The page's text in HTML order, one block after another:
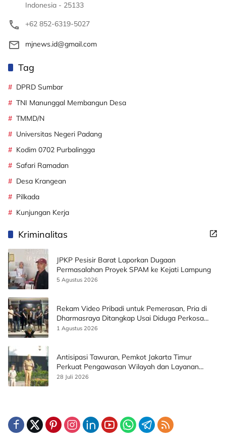
Indonesia - 25133
+62 852-6319-5027
mjnews.id@gmail.com
Tag
DPRD Sumbar
TNI Manunggal Membangun Desa
TMMD/N
Universitas Negeri Padang
Kodim 0702 Purbalingga
Safari Ramadan
Desa Krangean
Pilkada
Kunjungan Kerja
Kriminalitas
JPKP Pesisir Barat Laporkan Dugaan
Permasalahan Proyek SPAM ke Kejati Lampung
5 Agustus 2026
Rekam Video Pribadi untuk Pemerasan, Pria di
Dharmasraya Ditangkap Usai Diduga Perkosa
Korban
1 Agustus 2026
Antisipasi Tawuran, Pemkot Jakarta Timur
Perkuat Pengawasan Wilayah dan Layanan
Publik
28 Juli 2026